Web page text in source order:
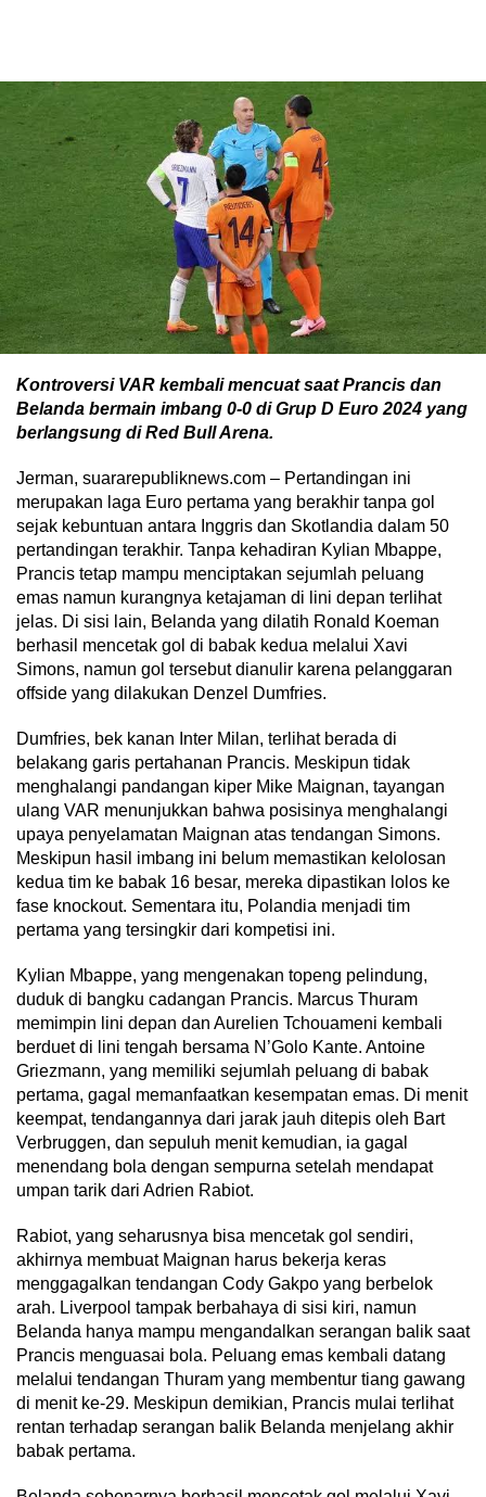
Kontroversi VAR kembali mencuat saat Prancis dan
Belanda bermain imbang 0-0 di Grup D Euro 2024 yang
berlangsung di Red Bull Arena.
Jerman, suararepubliknews.com – Pertandingan ini
merupakan laga Euro pertama yang berakhir tanpa gol
sejak kebuntuan antara Inggris dan Skotlandia dalam 50
pertandingan terakhir. Tanpa kehadiran Kylian Mbappe,
Prancis tetap mampu menciptakan sejumlah peluang
emas namun kurangnya ketajaman di lini depan terlihat
jelas. Di sisi lain, Belanda yang dilatih Ronald Koeman
berhasil mencetak gol di babak kedua melalui Xavi
Simons, namun gol tersebut dianulir karena pelanggaran
offside yang dilakukan Denzel Dumfries.
Dumfries, bek kanan Inter Milan, terlihat berada di
belakang garis pertahanan Prancis. Meskipun tidak
menghalangi pandangan kiper Mike Maignan, tayangan
ulang VAR menunjukkan bahwa posisinya menghalangi
upaya penyelamatan Maignan atas tendangan Simons.
Meskipun hasil imbang ini belum memastikan kelolosan
kedua tim ke babak 16 besar, mereka dipastikan lolos ke
fase knockout. Sementara itu, Polandia menjadi tim
pertama yang tersingkir dari kompetisi ini.
Kylian Mbappe, yang mengenakan topeng pelindung,
duduk di bangku cadangan Prancis. Marcus Thuram
memimpin lini depan dan Aurelien Tchouameni kembali
berduet di lini tengah bersama N’Golo Kante. Antoine
Griezmann, yang memiliki sejumlah peluang di babak
pertama, gagal memanfaatkan kesempatan emas. Di menit
keempat, tendangannya dari jarak jauh ditepis oleh Bart
Verbruggen, dan sepuluh menit kemudian, ia gagal
menendang bola dengan sempurna setelah mendapat
umpan tarik dari Adrien Rabiot.
Rabiot, yang seharusnya bisa mencetak gol sendiri,
akhirnya membuat Maignan harus bekerja keras
menggagalkan tendangan Cody Gakpo yang berbelok
arah. Liverpool tampak berbahaya di sisi kiri, namun
Belanda hanya mampu mengandalkan serangan balik saat
Prancis menguasai bola. Peluang emas kembali datang
melalui tendangan Thuram yang membentur tiang gawang
di menit ke-29. Meskipun demikian, Prancis mulai terlihat
rentan terhadap serangan balik Belanda menjelang akhir
babak pertama.